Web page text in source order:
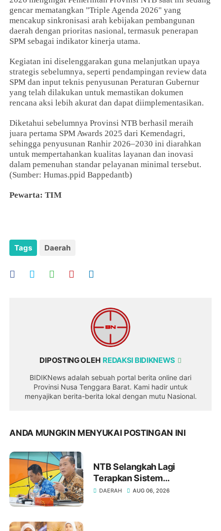
gencar mematangkan "Triple Agenda 2026" yang
mencakup sinkronisasi arah kebijakan pembangunan
daerah dengan prioritas nasional, termasuk penerapan
SPM sebagai indikator kinerja utama.
Kegiatan ini diselenggarakan guna melanjutkan upaya
strategis sebelumnya, seperti pendampingan review data
SPM dan input teknis penyusunan Peraturan Gubernur
yang telah dilakukan untuk memastikan dokumen
rencana aksi lebih akurat dan dapat diimplementasikan.
Diketahui sebelumnya Provinsi NTB berhasil meraih
juara pertama SPM Awards 2025 dari Kemendagri,
sehingga penyusunan Ranhir 2026–2030 ini diarahkan
untuk mempertahankan kualitas layanan dan inovasi
dalam pemenuhan standar pelayanan minimal tersebut.
(Sumber: Humas.ppid Bappedantb)
Pewarta: TIM
Tags Daerah
DIPOSTING OLEH REDAKSI BIDIKNEWS
BIDIKNews adalah sebuah portal berita online dari
Provinsi Nusa Tenggara Barat. Kami hadir untuk
menyajikan berita-berita lokal dengan mutu Nasional.
ANDA MUNGKIN MENYUKAI POSTINGAN INI
NTB Selangkah Lagi
Terapkan Sistem
Manajemen Talenta ASN
DAERAH AUG 06, 2026